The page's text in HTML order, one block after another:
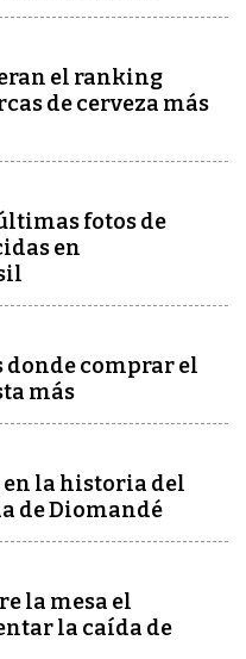
el ranking
de cerveza más
fotos de
en
donde comprar el
más
en la historia del
de Diomandé
la mesa el
la caída de